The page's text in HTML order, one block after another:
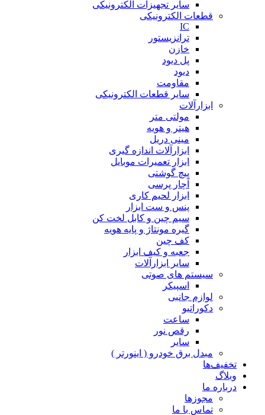
سایر تجهیزات الکترونیکی
قطعات الکترونیکی
IC
ترانزیستور
خازن
پل دیود
دیود
مقاومت
سایر قطعات الکترونیکی
ابزارآلات
مولتی متر
هیتر و هویه
مینی دریل
ابزارآلات اندازه گیری
ابزار تعمیرات موبایل
پیچ گوشتی
آچار پرسی
ابزار لحیم کاری
پنس و ست ابزار
سیم چین و کابل لخت کن
گیره مونتاژ و پایه هویه
کف چین
جعبه و کیف ابزار
سایر ابزارآلات
سیستم های صوتی
اسپیکر
لوازم جانبی
دکوراتیو
ساعت
رقص نور
سایر
مبدل برق خودرو ( اینورتر )
تخفیف‌ها
وبلاگ
درباره ما
مجوزها
تماس با ما